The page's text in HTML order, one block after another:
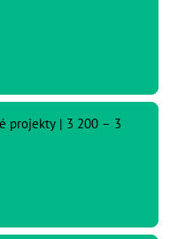
projekty | 3 200 – 3